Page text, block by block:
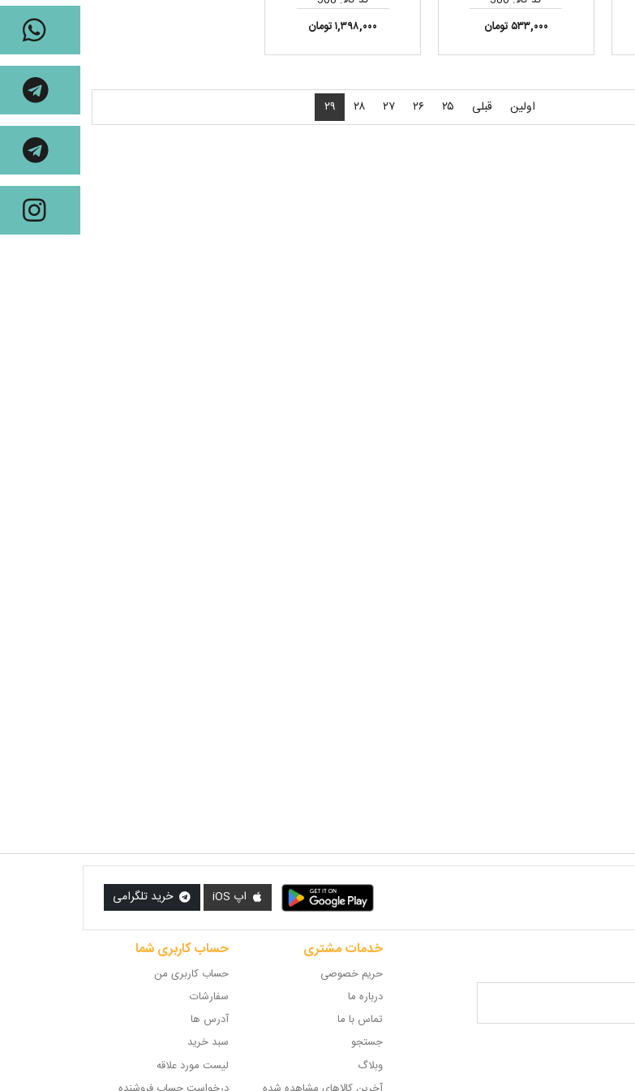
۵۳۳,۰۰۰ تومان
۱,۳۹۸,۰۰۰ تومان
اولین قبلی ۲۵ ۲۶ ۲۷ ۲۸ ۲۹
اپ iOS خرید تلگرامی
خدمات مشتری
حریم خصوصی
درباره ما
تماس با ما
جستجو
وبلاگ
حساب کاربری شما
حساب کاربری من
سفارشات
آدرس ها
سبد خرید
لیست مورد علاقه